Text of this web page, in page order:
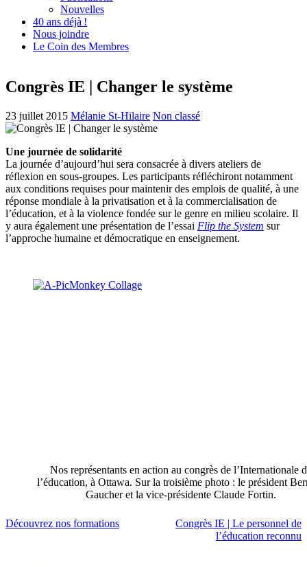
Nouvelles
40 ans déjà !
Nous joindre
Le Coin des Membres
Congrès IE | Changer le système
23 juillet 2015 Mélanie St-Hilaire Non classé
Une journée de solidarité
La journée d’aujourd’hui sera consacrée à divers ateliers de
réflexion en sous-groupes. Les participants réfléchiront notamment
aux conditions requises pour maintenir des emplois de qualité, à une
réponse mondiale à la privatisation et à la commercialisation de
l’éducation, et à la violence fondée sur le genre en milieu scolaire. Il
y aura également une présentation de l’essai Flip the System sur
l’approche humaine et démocratique en enseignement.
Nos représentants en action au congrès de l’Internationale
l’éducation, à Ottawa. Sur la troisième photo : le président
Gaucher et la vice-présidente Claude Fortin.
Découvrez nos formations
Congrès IE | Le personnel de
l’éducation reconnu